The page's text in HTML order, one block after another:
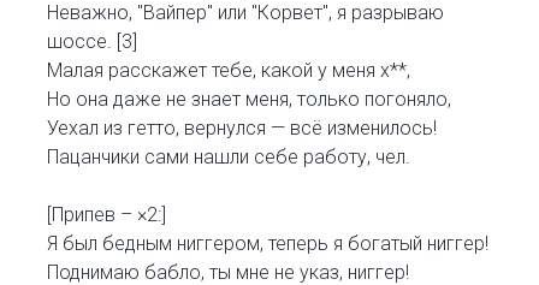
Неважно, "Вайпер" или "Корвет", я разрываю
шоссе. [3]
Малая расскажет тебе, какой у меня х**,
Но она даже не знает меня, только погоняло,
Уехал из гетто, вернулся — всё изменилось!
Пацанчики сами нашли себе работу, чел.
[Припев – ×2:]
Я был бедным ниггером, теперь я богатый ниггер!
Поднимаю бабло, ты мне не указ, ниггер!